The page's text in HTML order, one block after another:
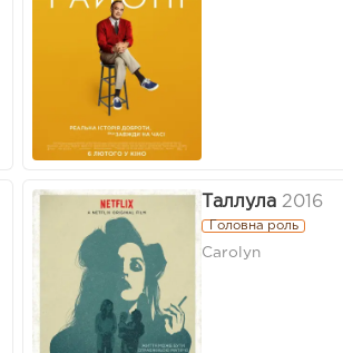
Таллула 2016
Головна роль
Carolyn